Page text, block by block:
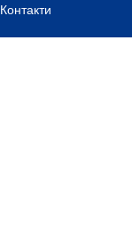
Контакти